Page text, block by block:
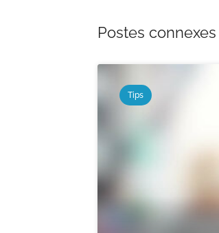
Postes connexes
Tips